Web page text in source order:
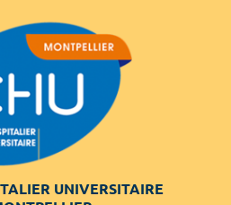
UNIVERSITAIRE